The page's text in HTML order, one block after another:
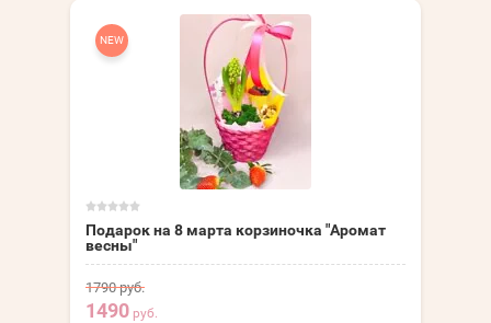
NEW
Подарок на 8 марта корзиночка "Аромат
весны"
1790руб.
1490 руб.